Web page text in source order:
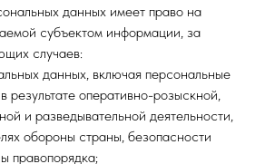
данных имеет право на
субъектом информации, за
случаев:
данных, включая персональные
результате оперативно-розыскной,
и разведывательной деятельности,
обороны страны, безопасности
правопорядка;